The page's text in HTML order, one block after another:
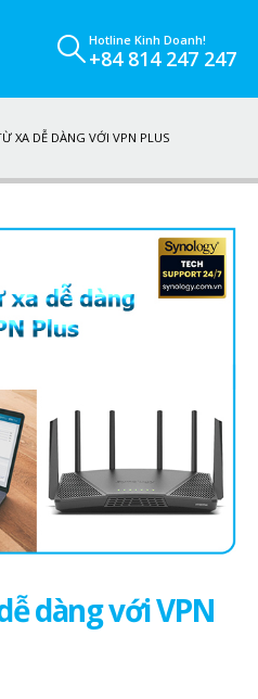
Hotline Kinh Doanh!
+84 814 247 247
XA DỄ DÀNG VỚI VPN PLUS
dàng với VPN